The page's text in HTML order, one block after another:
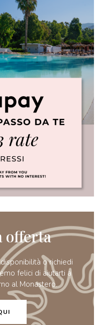
offerta
o richiedi
felici di aiutarti a
al Monastero.